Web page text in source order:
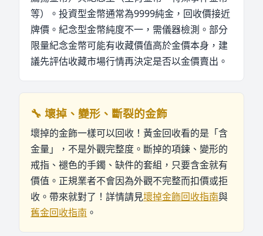
等）。投資型金幣通常為9999純金，回收價接近
牌價。紀念型金幣純度不一，需儀器檢測。部分
限量紀念金幣可能有收藏價值高於金價本身，建
議先評估收藏市場行情再決定是否以金價賣出。
🔧 壞掉、變形、斷裂的金飾
壞掉的金飾一樣可以回收！黃金回收看的是「含
金量」，不是外觀完整度。斷掉的項鍊、變形的
戒指、褪色的手鐲、缺件的套組，只要含金就有
價值。正規業者不會因為外觀不完整而扣價或拒
收。帶來就對了！詳情請見壞掉金飾回收指南與
舊金回收指南 。